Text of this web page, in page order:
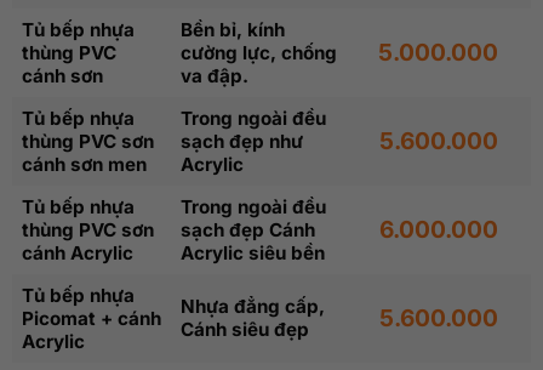
Tủ bếp nhựa
thùng PVC
cánh sơn
Bền bỉ, kính
cường lực, chống
va đập.
5.000.000
Tủ bếp nhựa
thùng PVC sơn
cánh sơn men
Trong ngoài đều
sạch đẹp như
Acrylic
5.600.000
Tủ bếp nhựa
thùng PVC sơn
cánh Acrylic
Trong ngoài đều
sạch đẹp Cánh
Acrylic siêu bền
6.000.000
Tủ bếp nhựa
Picomat + cánh
Acrylic
Nhựa đẳng cấp,
Cánh siêu đẹp
5.600.000